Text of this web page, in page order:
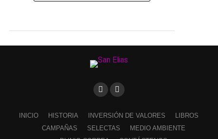
INICIO HISTORIA INVERSIÓN DE VALORES
LIBROS
CAMPAÑAS
SELECTAS
MEDIO AMBIENTE